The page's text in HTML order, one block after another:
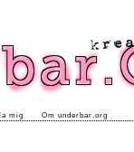
mig Om underbar.org